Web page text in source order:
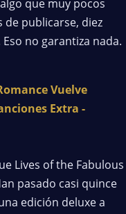
que muy pocos
de publicarse, diez
no garantiza nada.
Vuelve
Extra -
Lives of the Fabulous
pasado casi quince
edición deluxe a